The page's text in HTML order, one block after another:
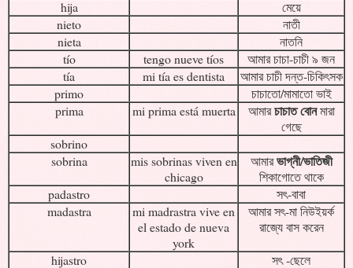
hija
মেয়ে
nieto
নাতী
nieta
নাতনি
tío
tengo nueve tíos
আমার চাচা-চাচী ৯ জন
tía
mi tía es dentista
আমার চাচী দন্ত-চিকিৎসক
primo
চাচাতো/মামাতো ভাই
prima
mi prima está muerta আমারচাচাত বোনমারা
গেছে
sobrino
sobrina
mis sobrinas viven en
chicago
আমারভাগ্নী/ভাতিজী
শিকাগোতে থাকে
padastro
সৎ-বাবা
madastra
mi madrastra vive en
el estado de nueva
york
আমার সৎ-মা নিউইয়র্ক
রাজ্যে বাস করেন
hijastro
সৎ -ছেলে